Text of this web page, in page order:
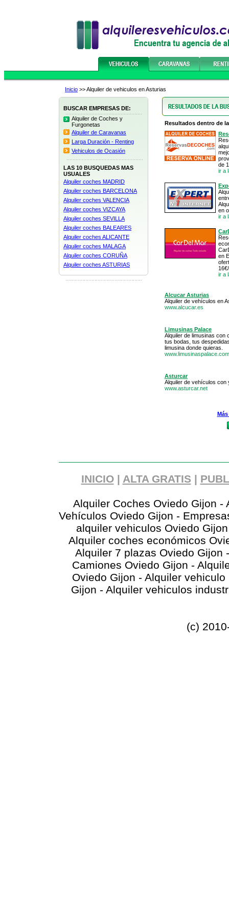
Inicio >> Alquiler de vehiculos en Asturias
BUSCAR EMPRESAS DE:
Alquiler de Coches y
Furgonetas
Alquiler de Caravanas
Larga Duración - Renting
Vehiculos de Ocasión
LAS 10 BUSQUEDAS MAS
USUALES
Alquiler coches MADRID
Alquiler coches BARCELONA
Alquiler coches VALENCIA
Alquiler coches VIZCAYA
Alquiler coches SEVILLA
Alquiler coches BALEARES
Alquiler coches ALICANTE
Alquiler coches MALAGA
Alquiler coches CORUÑA
Alquiler coches ASTURIAS
Resultados dentro de
de
ir a
en
ir a
en
ir a
Alcucar Asturias
Alquiler de vehículos en
www.alcucar.es
Limusinas Palace
Alquiler de limusinas con
tus bodas, tus
limusina donde quieras.
www.limusinaspalace.com
Asturcar
Alquiler de vehículos con
www.asturcar.net
INICIO | ALTA GRATIS |
Alquiler Coches Oviedo Gijon -
Vehículos Oviedo Gijon -
alquiler vehiculos Oviedo
Alquiler coches económicos
Alquiler 7 plazas Oviedo
Camiones Oviedo Gijon -
Oviedo Gijon - Alquiler
Gijon - Alquiler vehiculos
(c)